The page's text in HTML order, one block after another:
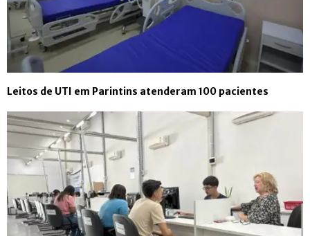
Leitos de UTI em Parintins atenderam 100 pacientes